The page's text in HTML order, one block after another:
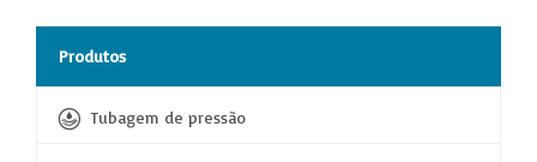
Produtos
Tubagem de pressão